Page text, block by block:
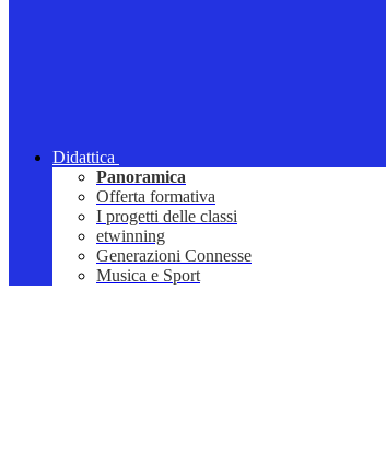
Didattica
Panoramica
Offerta formativa
I progetti delle classi
etwinning
Generazioni Connesse
Musica e Sport